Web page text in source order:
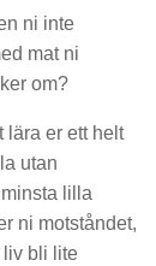
ni inte
mat ni
om?
lära er ett helt
utan
lilla
ni motståndet,
liv bli lite